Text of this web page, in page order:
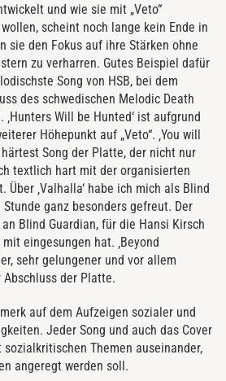
und wie sie mit „Veto“
scheint noch lange kein Ende in
sie den Fokus auf ihre Stärken ohne
zu verharren. Gutes Beispiel dafür
Song von HSB, bei dem
des schwedischen Melodic Death
Will be Hunted‘ ist aufgrund
Höhepunkt auf „Veto“. ‚You will
härtest Song der Platte, der nicht nur
textlich hart mit der organisierten
Über ‚Valhalla‘ habe ich mich als Blind
ganz besonders gefreut. Der
Blind Guardian, für die Hansi Kirsch
eingesungen hat. ‚Beyond
sehr gelungener und vor allem
der Platte.
auf dem Aufzeigen sozialer und
Jeder Song und auch das Cover
sozialkritischen Themen auseinander,
angeregt werden soll.